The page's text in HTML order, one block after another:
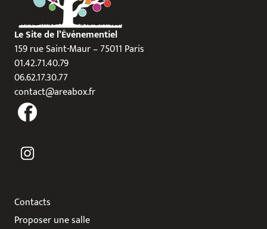
Le Site de l’Événementiel
159 rue Saint-Maur – 75011 Paris
01.42.71.40.79
06.62.17.30.77
contact@areabox.fr
Contacts
Proposer une salle